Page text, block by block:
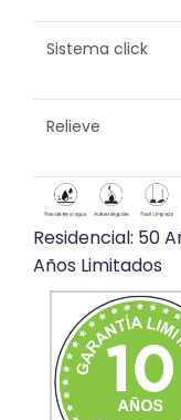
Sistema click
Relieve
Residencial: 50
Años Limitados